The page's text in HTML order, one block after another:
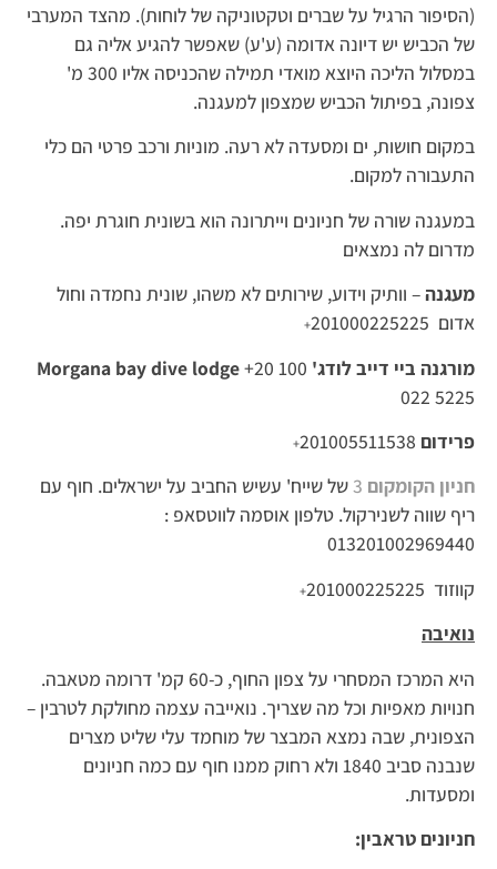
(הסיפור הרגיל על שברים וטקטוניקה של לוחות). מהצד המערבי
של הכביש יש דיונה אדומה (ע'ע) שאפשר להגיע אליה גם
במסלול הליכה היוצא מואדי תמילה שהכניסה אליו 300 מ'
צפונה, בפיתול הכביש שמצפון למעגנה.
במקום חושות, ים ומסעדה לא רעה. מוניות ורכב פרטי הם כלי
התעבורה למקום.
במעגנה שורה של חניונים וייתרונה הוא בשונית חוגרת יפה.
מדרום לה נמצאים
מעגנה– וותיק וידוע, שירותים לא משהו, שונית נחמדה וחול
אדום 201000225225
+
מורגנה ביי דייב לודג' Morgana bay dive lodge+20 100
022 5225
פרידום
+
חניון הקומקום
של שייח' עשיש החביב על ישראלים. חוף עם
ריף שווה לשנירקול. טלפון אוסמה לווטסאפ :
013201002969440
קווזוד 201000225225
+
נואיבה
היא המרכז המסחרי על צפון החוף, כ-60 קמ' דרומה מטאבה.
חנויות מאפיות וכל מה שצריך. נואייבה עצמה מחולקת לטרבין –
הצפונית, שבה נמצא המבצר של מוחמד עלי שליט מצרים
שנבנה סביב 1840 ולא רחוק ממנו חוף עם כמה חניונים
ומסעדות.
חניונים טראבין: